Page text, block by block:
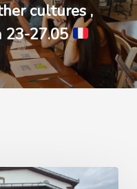
cultures ,
23-27.05